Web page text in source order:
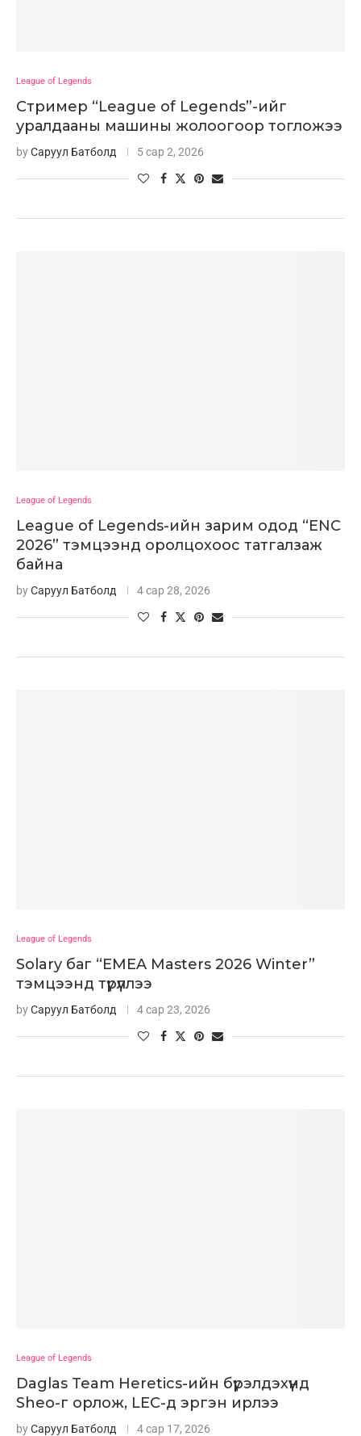
League of Legends
Стример “League of Legends”-ийг
уралдааны машины жолоогоор тогложээ
byСаруул Батболд 5 сар 2, 2026
League of Legends
League of Legends-ийн зарим одод “ENC
2026” тэмцээнд оролцохоос татгалзаж
байна
byСаруул Батболд 4 сар 28, 2026
League of Legends
Solary баг “EMEA Masters 2026 Winter”
тэмцээнд түрүүллээ
byСаруул Батболд 4 сар 23, 2026
League of Legends
Daglas Team Heretics-ийн бүрэлдэхүүнд
Sheo-г орлож, LEC-д эргэн ирлээ
byСаруул Батболд 4 сар 17, 2026